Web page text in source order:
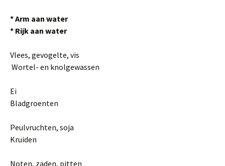
* Arm aan water
* Rijk aan water
Vlees, gevogelte, vis
Wortel- en knolgewassen
Ei
Bladgroenten
Peulvruchten, soja
Kruiden
Noten, zaden, pitten